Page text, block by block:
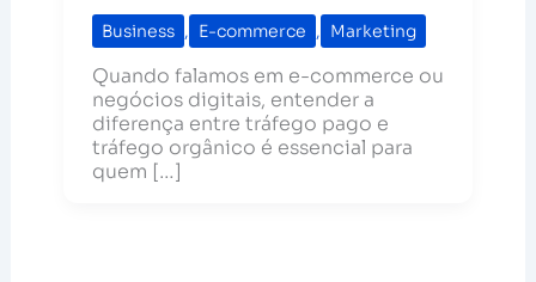
Business , E-commerce , Marketing
Quando falamos em e-commerce ou
negócios digitais, entender a
diferença entre tráfego pago e
tráfego orgânico é essencial para
quem […]